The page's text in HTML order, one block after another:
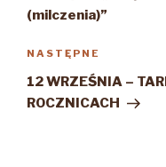
(milczenia)”
Następny
wpis
NASTĘPNE
12 WRZEŚNIA –
ROCZNICACH